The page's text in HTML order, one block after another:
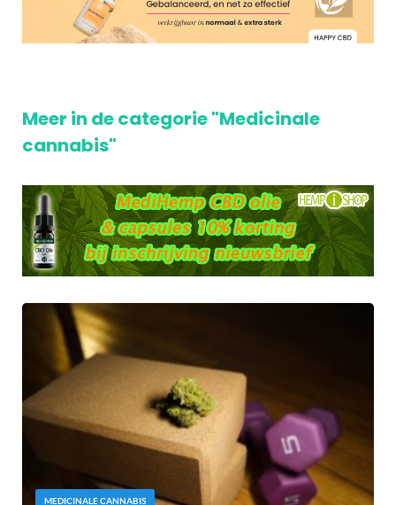
Meer in de categorie "Medicinale
cannabis"
MEDICINALE CANNABIS